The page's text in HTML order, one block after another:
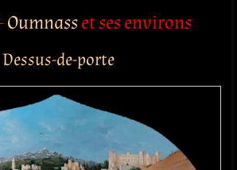
Oumnasset ses environs
Dessus-de-porte